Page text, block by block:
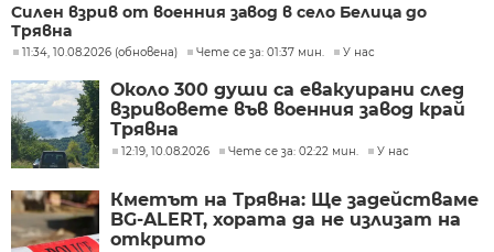
Силен взрив от военния завод в село Белица до
Трявна
11:34, 10.08.2026 (обновена) Чете се за: 01:37 мин. У нас
Около 300 души са евакуирани след
взривовете във военния завод край
Трявна
12:19, 10.08.2026 Чете се за: 02:22 мин. У нас
Кметът на Трявна: Ще задействаме
BG-ALERT, хората да не излизат на
открито